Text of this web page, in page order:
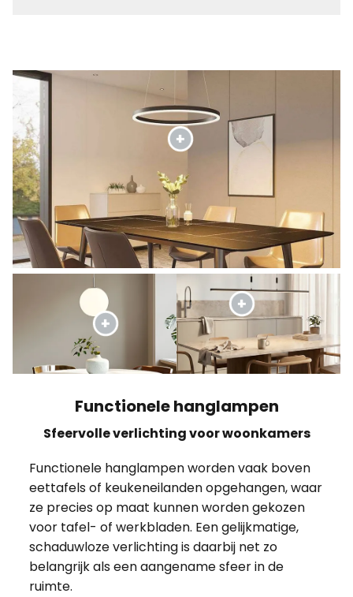
Functionele hanglampen
Sfeervolle verlichting voor woonkamers
Functionele hanglampen worden vaak boven
eettafels of keukeneilanden opgehangen, waar
ze precies op maat kunnen worden gekozen
voor tafel- of werkbladen. Een gelijkmatige,
schaduwloze verlichting is daarbij net zo
belangrijk als een aangename sfeer in de
ruimte.